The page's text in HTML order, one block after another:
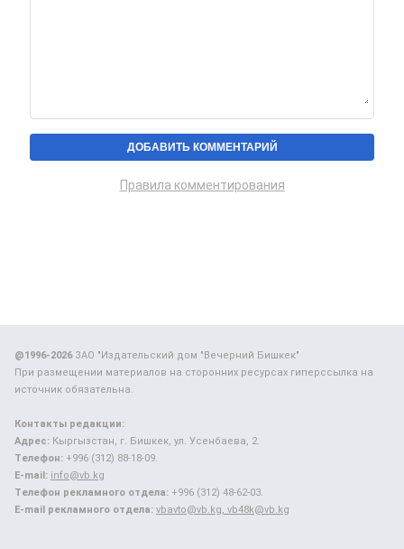
Правила комментирования
@1996-2026ЗАО "Издательский дом "Вечерний Бишкек"
При размещении материалов на сторонних ресурсах гиперссылка на
источник обязательна.
Контакты редакции:
Адрес: Кыргызстан, г. Бишкек, ул. Усенбаева, 2.
Телефон: +996 (312) 88-18-09.
E-mail: info@vb.kg
Телефон рекламного отдела: +996 (312) 48-62-03.
E-mail рекламного отдела: vbavto@vb.kg, vb48k@vb.kg